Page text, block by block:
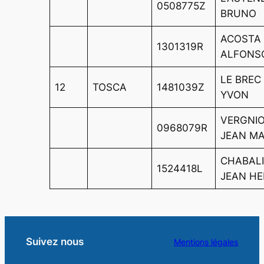
0508775Z
BRUNO
1301319R
ACOSTA
12 TOSCA 1481039Z
LE BREC
YVON
0968079R
JEAN
1524418L
JEAN
Suivez nous Mentions légales